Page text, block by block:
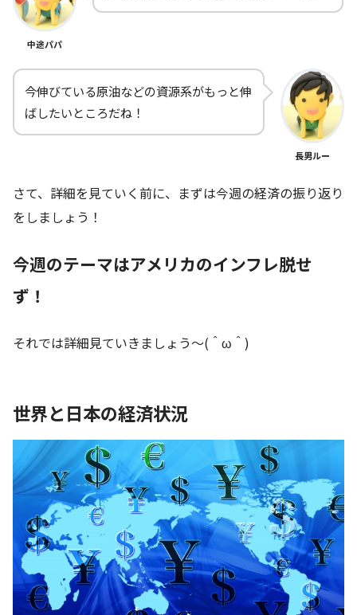
中途パパ
今伸びている原油などの資源系がもっと伸
ばしたいところだね！
長男ルー
さて、詳細を見ていく前に、まずは今週の経済の振り返り
をしましょう！
今週のテーマはアメリカのインフレ脱せ
ず！
それでは詳細見ていきましょう～(＾ω＾)
世界と日本の経済状況